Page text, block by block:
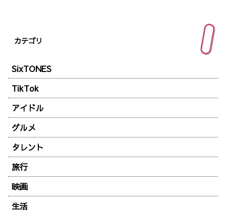
カテゴリ
SixTONES
TikTok
アイドル
グルメ
タレント
旅行
映画
生活